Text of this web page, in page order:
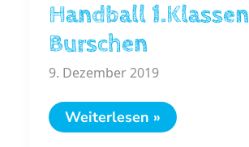
Handball 1.Klassen
Burschen
9. Dezember 2019
Handball
1.Klassen
Weiterlesen »